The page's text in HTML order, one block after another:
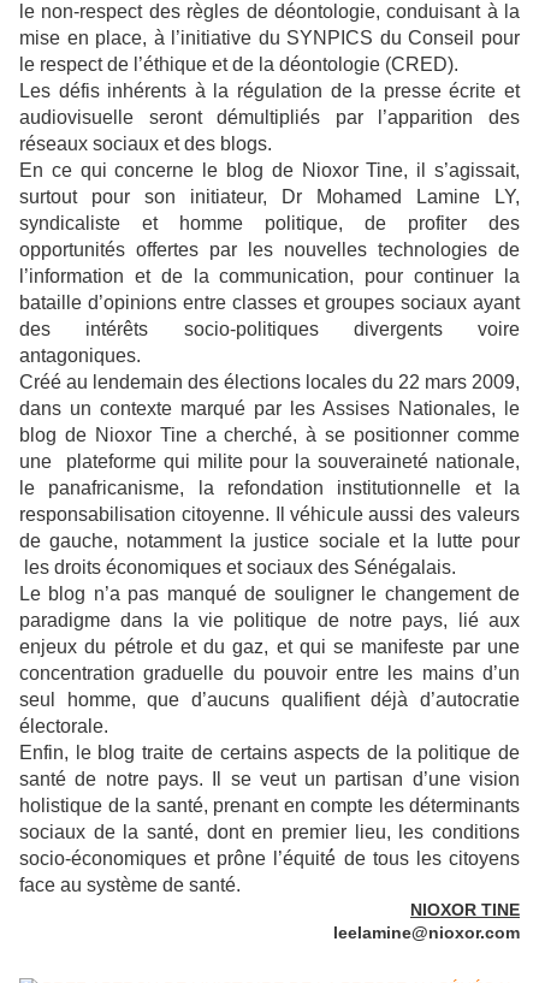
le non-respect des règles de déontologie, conduisant à la
mise en place, à l’initiative du SYNPICS du Conseil pour
le respect de l’éthique et de la déontologie (CRED).
Les défis inhérents à la régulation de la presse écrite et
audiovisuelle seront démultipliés par l’apparition des
réseaux sociaux et des blogs.
En ce qui concerne le blog de Nioxor Tine, il s’agissait,
surtout pour son initiateur, Dr Mohamed Lamine LY,
syndicaliste et homme politique, de profiter des
opportunités offertes par les nouvelles technologies de
l’information et de la communication, pour continuer la
bataille d’opinions entre classes et groupes sociaux ayant
des intérêts socio-politiques divergents voire
antagoniques.
Créé au lendemain des élections locales du 22 mars 2009,
dans un contexte marqué par les Assises Nationales, le
blog de Nioxor Tine a cherché, à se positionner comme
une plateforme qui milite pour la souveraineté nationale,
le panafricanisme, la refondation institutionnelle et la
responsabilisation citoyenne. Il véhicule aussi des valeurs
de gauche, notamment la justice sociale et la lutte pour
les droits économiques et sociaux des Sénégalais.
Le blog n’a pas manqué de souligner le changement de
paradigme dans la vie politique de notre pays, lié aux
enjeux du pétrole et du gaz, et qui se manifeste par une
concentration graduelle du pouvoir entre les mains d’un
seul homme, que d’aucuns qualifient déjà d’autocratie
électorale.
Enfin, le blog traite de certains aspects de la politique de
santé de notre pays. Il se veut un partisan d’une vision
holistique de la santé, prenant en compte les déterminants
sociaux de la santé, dont en premier lieu, les conditions
socio-économiques et prône l’équité́ de tous les citoyens
face au système de santé.
NIOXOR TINE
leelamine@nioxor.com